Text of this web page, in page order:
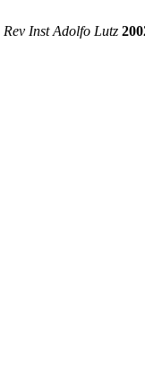
Rev Inst Adolfo Lutz